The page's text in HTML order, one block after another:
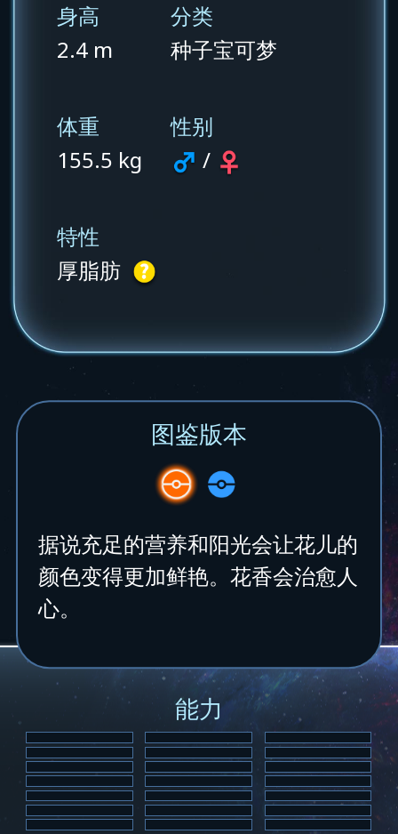
身高
2.4 m
分类
种子宝可梦
体重
155.5 kg
性别
/
特性
厚脂肪
图鉴版本
据说充足的营养和阳光会让花儿的
颜色变得更加鲜艳。花香会治愈人
心。
能力